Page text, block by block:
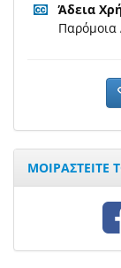
Άδεια
Παρόμοια